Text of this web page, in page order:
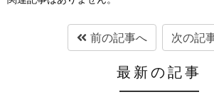
前の記事へ 次の記
最新の記事